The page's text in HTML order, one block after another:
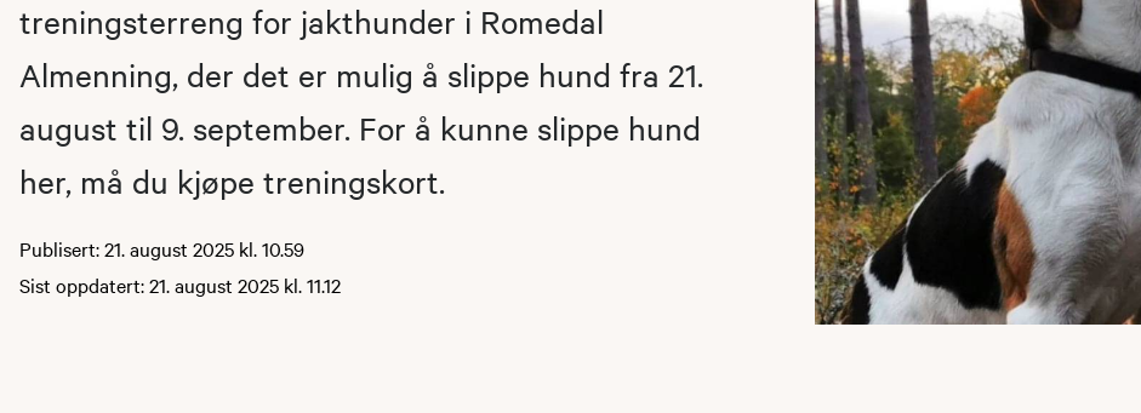
treningsterreng for jakthunder i Romedal
Almenning, der det er mulig å slippe hund fra 21.
august til 9. september. For å kunne slippe hund
her, må du kjøpe treningskort.
Publisert: 21. august 2025 kl. 10.59
Sist oppdatert: 21. august 2025 kl. 11.12